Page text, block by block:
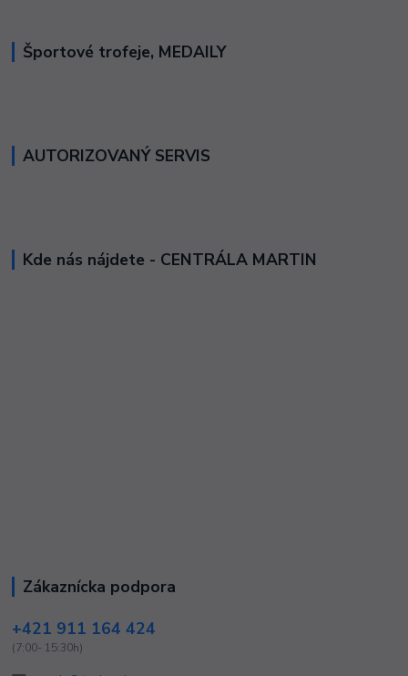
Športové trofeje, MEDAILY
AUTORIZOVANÝ SERVIS
Kde nás nájdete - CENTRÁLA MARTIN
Zákaznícka podpora
+421 911 164 424
(7:00- 15:30h)